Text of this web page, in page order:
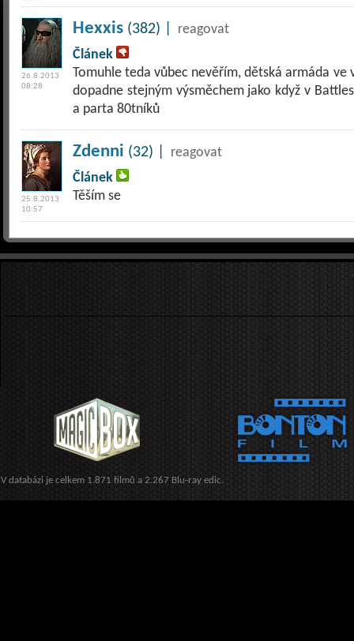
26.8.2013
08:28
Hexxis (382) |
reagovat
Článek
Tomuhle teda vůbec nevěřím, dětská armáda
dopadne stejným výsměchem jako když v
a parta 80tníků
25.8.2013
10:57
Zdenni (32) |
reagovat
Článek
Těším se
V databázi je celkem 1.871 filmů a 2.267 Blu-ray edic.